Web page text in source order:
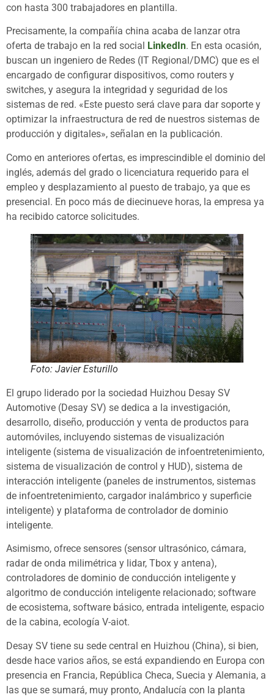
con hasta 300 trabajadores en plantilla.
Precisamente, la compañía china acaba de lanzar otra
oferta de trabajo en la red social
LinkedIn. En esta ocasión,
buscan un ingeniero de Redes (IT Regional/DMC) que es el
encargado de configurar dispositivos, como routers y
switches, y asegura la integridad y seguridad de los
sistemas de red. «Este puesto será clave para dar soporte y
optimizar la infraestructura de red de nuestros sistemas de
producción y digitales», señalan en la publicación.
Como en anteriores ofertas, es imprescindible el dominio del
inglés, además del grado o licenciatura requerido para el
empleo y desplazamiento al puesto de trabajo, ya que es
presencial. En poco más de diecinueve horas, la empresa ya
ha recibido catorce solicitudes.
Foto: Javier Esturillo
El grupo liderado por la sociedad Huizhou Desay SV
Automotive (Desay SV) se dedica a la investigación,
desarrollo, diseño, producción y venta de productos para
automóviles, incluyendo sistemas de visualización
inteligente (sistema de visualización de infoentretenimiento,
sistema de visualización de control y HUD), sistema de
interacción inteligente (paneles de instrumentos, sistemas
de infoentretenimiento, cargador inalámbrico y superficie
inteligente) y plataforma de controlador de dominio
inteligente.
Asimismo, ofrece sensores (sensor ultrasónico, cámara,
radar de onda milimétrica y lidar, Tbox y antena),
controladores de dominio de conducción inteligente y
algoritmo de conducción inteligente relacionado; software
de ecosistema, software básico, entrada inteligente, espacio
de la cabina, ecología V-aiot.
Desay SV tiene su sede central en Huizhou (China), si bien,
desde hace varios años, se está expandiendo en Europa con
presencia en Francia, República Checa, Suecia y Alemania, a
las que se sumará, muy pronto, Andalucía con la planta